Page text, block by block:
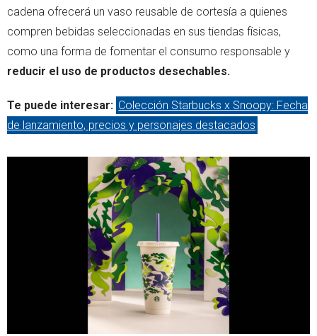
cadena ofrecerá un vaso reusable de cortesía a quienes
compren bebidas seleccionadas en sus tiendas físicas,
como una forma de fomentar el consumo responsable y
reducir el uso de productos desechables.
Te puede interesar: Colección Starbucks x Snoopy: Fecha
de lanzamiento, precios y personajes destacados